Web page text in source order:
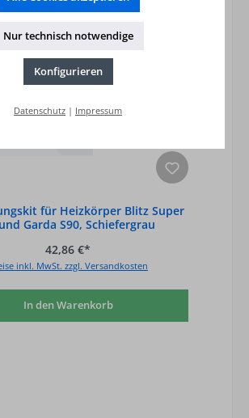
für Heizkörper Blitz Super
Garda S90, Schiefergrau
42,86 €*
inkl. MwSt. zzgl. Versandkosten
In den Warenkorb
Nur technisch notwendige
Konfigurieren
Datenschutz | Impressum